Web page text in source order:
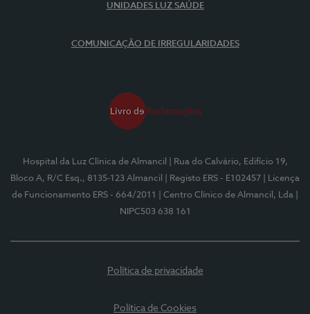
UNIDADES LUZ SAÚDE
COMUNICAÇÃO DE IRREGULARIDADES
Hospital da Luz Clínica de Almancil
| Rua do Calvário, Edifício 19,
Bloco A, R/C Esq., 8135-123 Almancil
| Registo ERS - E102457
| Licença
de Funcionamento ERS - 664/2011
| Centro Clínico de Almancil, Lda
NIPC503 638 161
Política de privacidade
Política de Cookies